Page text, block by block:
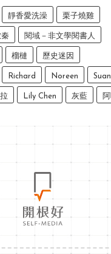
靜香愛洗澡 栗子燒雞
閱域－非文學閱書人
榴槤 歷史迷因
Richard Noreen
Lily Chen 灰藍